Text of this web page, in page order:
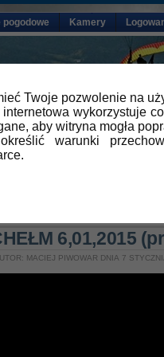
Twoje pozwolenie na
internetowa wykorzystuje
aby witryna mogła
warunki
pogodowe Kamery
6,01,2015
MACIEJ PIWOWAR DNIA 7